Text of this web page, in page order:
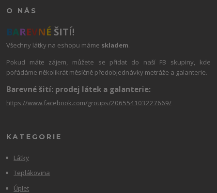
O NÁS
BAREVNÉ ŠITÍ!
Všechny látky na eshopu máme skladem.
Pokud máte zájem, můžete se přidat do naší FB skupiny, kde
pořádáme několikrát měsíčně předobjednávky metráže a galanterie.
Barevné šití: prodej látek a galanterie:
https://www.facebook.com/groups/206554103227669/
KATEGORIE
Látky
Teplákovina
Úplet